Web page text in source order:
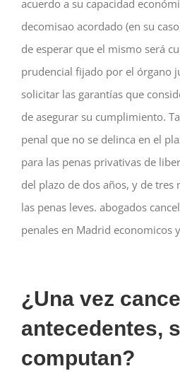
acuerdo a su capacidad
decomisao acordado (en su
de esperar que el mismo será
prudencial fijado por el órgano
solicitar las garantías que
de asegurar su cumplimiento.
penal que no se delinca en el
para las penas privativas de
del plazo de dos años, y de tres
las penas leves. abogados
penales en Madrid economicos
¿Una vez
antecedentes,
computan?